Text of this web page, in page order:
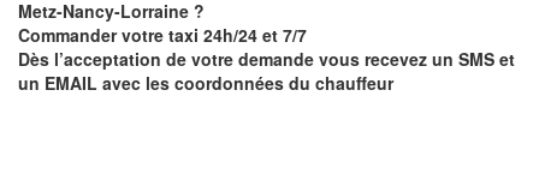
Metz-Nancy-Lorraine ?
Commander votre taxi 24h/24 et 7/7
Dès l’acceptation de votre demande vous recevez un SMS et
un EMAIL avec les coordonnées du chauffeur